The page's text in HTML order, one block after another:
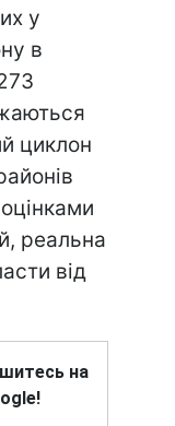
у
в
циклон
реальна
від
на